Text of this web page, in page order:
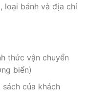
loại bánh và địa chỉ
thức vận chuyển
biển)
của khách